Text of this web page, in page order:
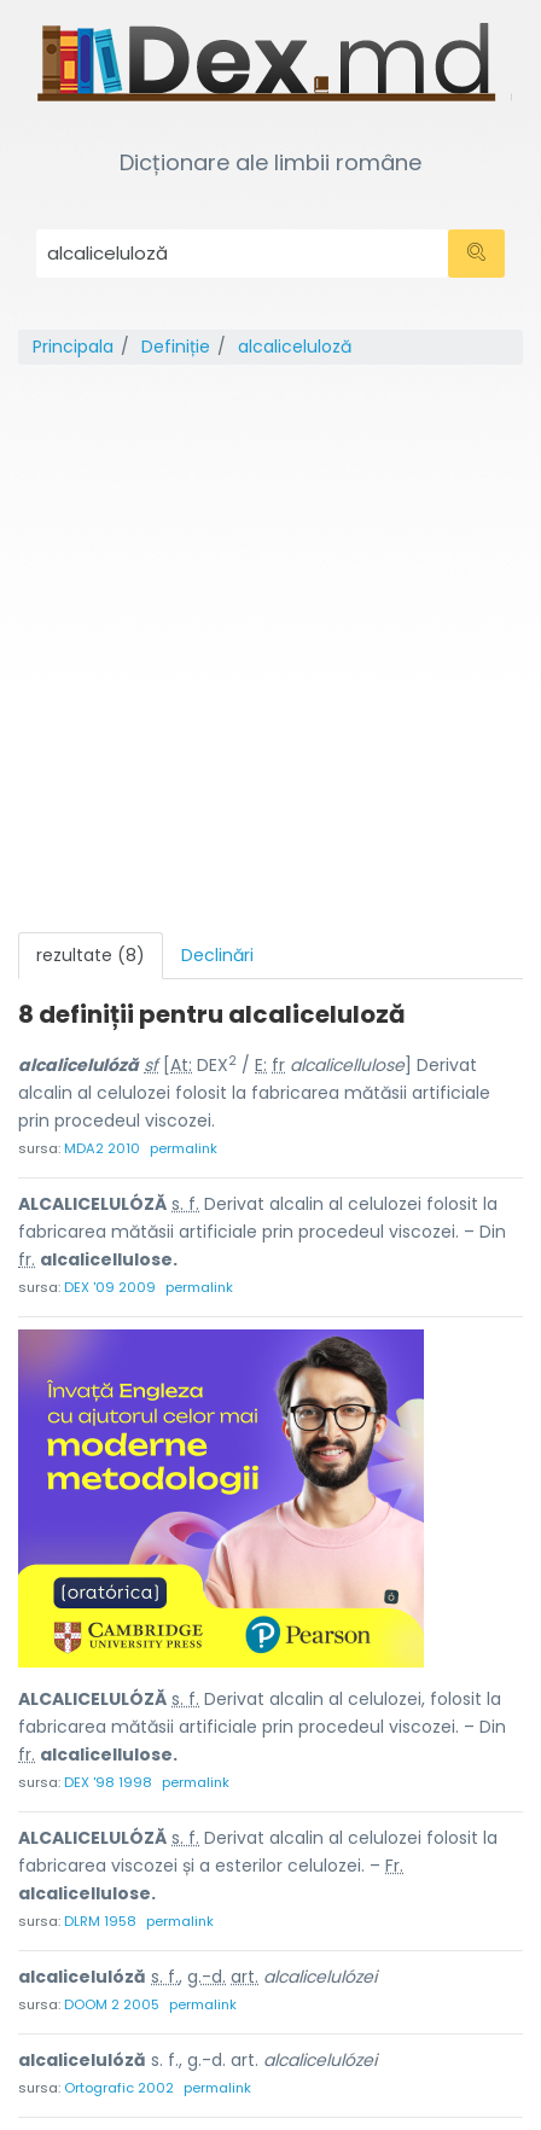
Dicționare ale limbii române
Principala Definiție alcaliceluloză
rezultate (8) Declinări
8 definiții pentru alcaliceluloză
alcalicelulóză sf[ At: DEX2 / E: fr alcalicellulose] Derivat
alcalin al celulozei folosit la fabricarea mătăsii artificiale
prin procedeul viscozei.
sursa:MDA2 2010 permalink
ALCALICELULÓZĂ s. f. Derivat alcalin al celulozei folosit la
fabricarea mătăsii artificiale prin procedeul viscozei. – Din
fr. alcalicellulose.
sursa:DEX '09 2009 permalink
ALCALICELULÓZĂ s. f. Derivat alcalin al celulozei, folosit la
fabricarea mătăsii artificiale prin procedeul viscozei. – Din
fr. alcalicellulose.
sursa:DEX '98 1998 permalink
ALCALICELULÓZĂ s. f. Derivat alcalin al celulozei folosit la
fabricarea viscozei și a esterilor celulozei. – Fr.
alcalicellulose.
sursa:DLRM 1958 permalink
alcalicelulóză s. f., g.-d. art. alcalicelulózei
sursa:DOOM 2 2005 permalink
alcalicelulóză s. f., g.-d. art. alcalicelulózei
sursa: Ortografic 2002 permalink